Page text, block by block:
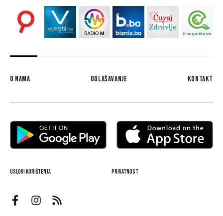
O nama Oglašavanje Kontakt
Uslovi korištenja Privatnost